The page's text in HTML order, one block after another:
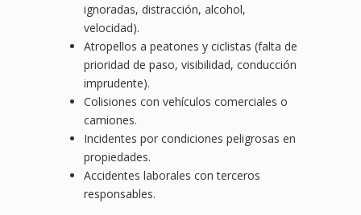
ignoradas, distracción, alcohol,
velocidad).
Atropellos a peatones y ciclistas (falta de
prioridad de paso, visibilidad, conducción
imprudente).
Colisiones con vehículos comerciales o
camiones.
Incidentes por condiciones peligrosas en
propiedades.
Accidentes laborales con terceros
responsables.